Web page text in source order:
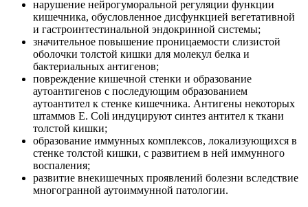
нарушение нейрогуморальной регуляции функции
кишечника, обусловленное дисфункцией вегетативной
и гастроинтестинальной эндокринной системы;
значительное повышение проницаемости слизистой
оболочки толстой кишки для молекул белка и
бактериальных антигенов;
повреждение кишечной стенки и образование
аутоантигенов с последующим образованием
аутоантител к стенке кишечника. Антигены некоторых
штаммов Е. Coli индуцируют синтез антител к ткани
толстой кишки;
образование иммунных комплексов, локализующихся в
стенке толстой кишки, с развитием в ней иммунного
воспаления;
развитие внекишечных проявлений болезни вследствие
многогранной аутоиммунной патологии.